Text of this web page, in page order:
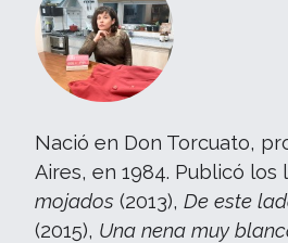
Nació en Don Torcuato,
Aires, en 1984. Publicó los
mojados (2013), De este
(2015), Una nena muy